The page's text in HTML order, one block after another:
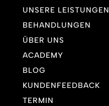
UNSERE LEISTUNGEN
BEHANDLUNGEN
ÜBER UNS
ACADEMY
BLOG
KUNDENFEEDBACK
TERMIN